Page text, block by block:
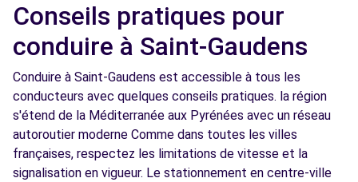
Conseils pratiques pour
conduire à Saint-Gaudens
Conduire à Saint-Gaudens est accessible à tous les
conducteurs avec quelques conseils pratiques. la région
s'étend de la Méditerranée aux Pyrénées avec un réseau
autoroutier moderne Comme dans toutes les villes
françaises, respectez les limitations de vitesse et la
signalisation en vigueur. Le stationnement en centre-ville